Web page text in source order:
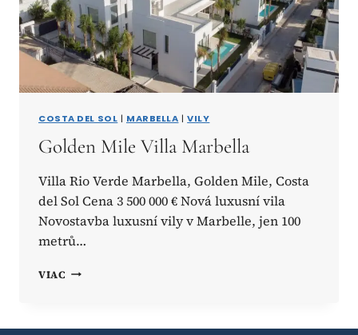
COSTA DEL SOL | MARBELLA |VILY
Golden Mile Villa Marbella
Villa Rio Verde Marbella, Golden Mile, Costa
del Sol Cena 3 500 000 € Nová luxusní vila
Novostavba luxusní vily v Marbelle, jen 100
metrů…
VIAC GOLDEN